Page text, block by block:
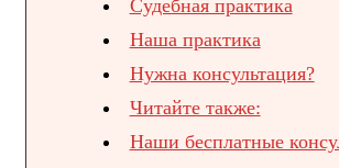
Судебная практика
Наша практика
Нужна консультация?
Читайте также:
Наши бесплатные